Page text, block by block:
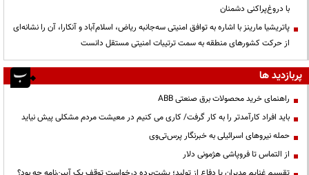
با دروغ‌پراکنی دشمنان
پاتریشیا مارینز با اشاره به توافق امنیتی سه‌جانبه ریاض، اسلام‌آباد و آنکارا، آن را نشانه‌ای
از حرکت کشورهای منطقه به سمت ترتیبات امنیتی مستقل دانست
پربازدید ها
راهنمای خرید محصولات برق صنعتی ABB
باید افراد کارآمدتر را به کار گرفت/ کاری می کنیم در معیشت مردم مشکلی پیش نیاید
حمله نیروهای اسرائیلی به خبرنگار پرس‌تی‌وی
از التماس تا فروپاشی هژمونی دلار